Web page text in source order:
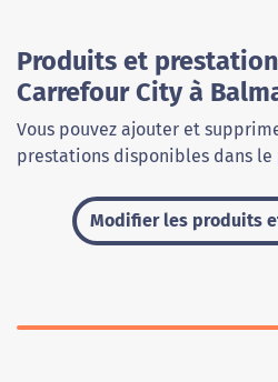
Produits et
Carrefour City à
Vous pouvez ajouter et
prestations disponibles dans
Modifier les produits